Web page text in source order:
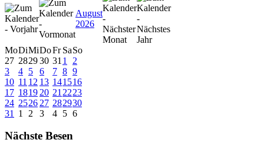
August
2026
MoDiMiDoFr SaSo
27 282930 31 1
2
3
4 5 6 7 8 9
10 11 12 13 141516
17 1819 20 21 2223
24 2526 27 282930
31
1 2 3 4 5 6
Nächste Besen